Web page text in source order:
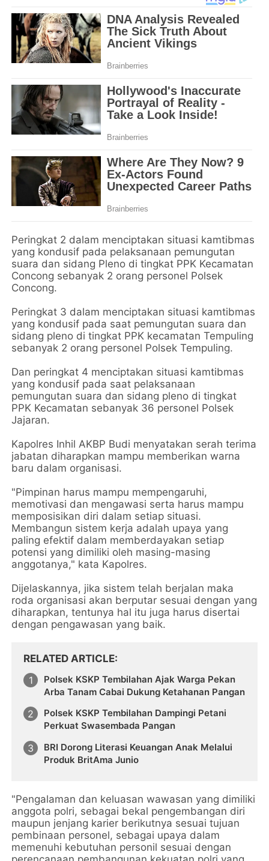
Peringkat 2 dalam menciptakan situasi kamtibmas
yang kondusif pada pelaksanaan pemungutan
suara dan sidang Pleno di tingkat PPK Kecamatan
Concong sebanyak 2 orang personel Polsek
Concong.
Peringkat 3 dalam menciptakan situasi kamtibmas
yang kondusif pada saat pemungutan suara dan
sidang pleno di tingkat PPK kecamatan Tempuling
sebanyak 2 orang personel Polsek Tempuling.
Dan peringkat 4 menciptakan situasi kamtibmas
yang kondusif pada saat pelaksanaan
pemungutan suara dan sidang pleno di tingkat
PPK Kecamatan sebanyak 36 personel Polsek
Jajaran.
Kapolres Inhil AKBP Budi menyatakan serah terima
jabatan diharapkan mampu memberikan warna
baru dalam organisasi.
"Pimpinan harus mampu mempengaruhi,
memotivasi dan mengawasi serta harus mampu
memposisikan diri dalam setiap situasi.
Membangun sistem kerja adalah upaya yang
paling efektif dalam memberdayakan setiap
potensi yang dimiliki oleh masing-masing
anggotanya," kata Kapolres.
Dijelaskannya, jika sistem telah berjalan maka
roda organisasi akan berputar sesuai dengan yang
diharapkan, tentunya hal itu juga harus disertai
dengan pengawasan yang baik.
RELATED ARTICLE
Polsek KSKP Tembilahan Ajak Warga Pekan
Arba Tanam Cabai Dukung Ketahanan Pangan
Polsek KSKP Tembilahan Dampingi Petani
Perkuat Swasembada Pangan
BRI Dorong Literasi Keuangan Anak Melalui
Produk BritAma Junio
"Pengalaman dan keluasan wawasan yang dimiliki
anggota polri, sebagai bekal pengembangan diri
maupun jenjang karier berikutnya sesuai tujuan
pembinaan personel, sebagai upaya dalam
memenuhi kebutuhan personil sesuai dengan